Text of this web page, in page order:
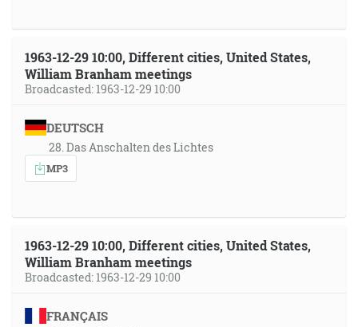
1963-12-29 10:00, Different cities, United States,
William Branham meetings
Broadcasted: 1963-12-29 10:00
DEUTSCH
28. Das Anschalten des Lichtes
MP3
1963-12-29 10:00, Different cities, United States,
William Branham meetings
Broadcasted: 1963-12-29 10:00
FRANÇAIS